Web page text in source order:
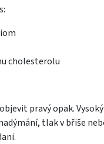
cholesterolu
pravý opak.
tlak v břiše